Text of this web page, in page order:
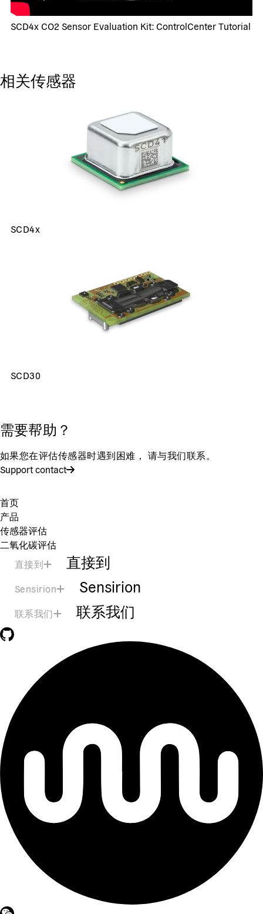
SCD4x CO2 Sensor Evaluation Kit: ControlCenter Tutorial
相关传感器
SCD4x
SCD30
需要帮助？
如果您在评估传感器时遇到困难， 请与我们联系。
Support contact
首页
产品
传感器评估
二氧化碳评估
直接到
直接到
Sensirion Sensirion
联系我们 联系我们